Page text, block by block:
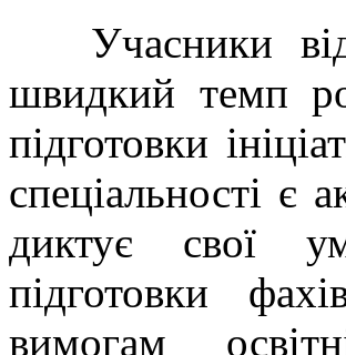
Учасники
швидкий темп
підготовки
спеціальності є
диктує свої
підготовки
вимогам